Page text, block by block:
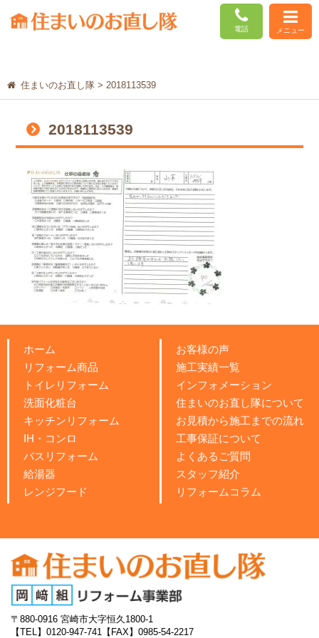
電話 メニュー
住まいのお直し隊> 2018113539
2018113539
ホーム
リフォーム商品
トイレリフォーム
洗面化粧台
キッチンリフォーム
IH・コンロ
バスリフォーム
給湯器
レンジフード
お客様の声
施工実績一覧
インフォメーション
住まいのお直し隊について
お見積から施工までの流れ
工事保証について
よくあるご質問
スタッフ紹介
リフォームコラム
〒880-0916 宮崎市大字恒久1800-1
【TEL】0120-947-741 【FAX】0985-54-2217